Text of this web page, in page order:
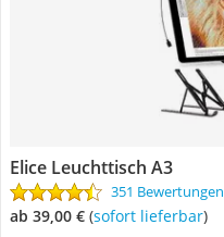
Elice Leuchttisch A3
351 Bewertungen
ab 39,00 € ( Sofort lieferbar)